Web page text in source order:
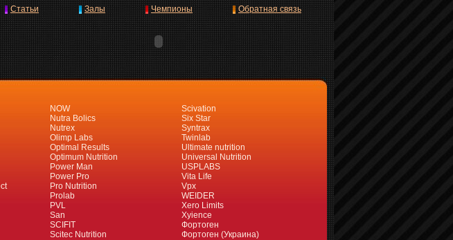
Статьи Залы Чемпионы Обратная связь
NOW
Nutra Bolics
Nutrex
Olimp Labs
Optimal Results
Optimum Nutrition
Power Man
Power Pro
Pro Nutrition
Prolab
PVL
San
SCIFIT
Scitec Nutrition
Scivation
Six Star
Syntrax
Twinlab
Ultimate nutrition
Universal Nutrition
USPLABS
Vita Life
Vpx
WEIDER
Xero Limits
Xyience
Фортоген
Фортоген (Украина)